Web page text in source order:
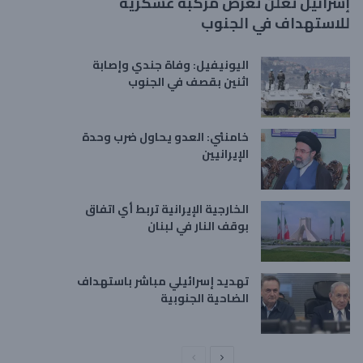
للاستهداف في الجنوب
اليونيفيل: وفاة جندي وإصابة
اثنين بقصف في الجنوب
خامنئي: العدو يحاول ضرب وحدة
الإيرانيين
الخارجية الإيرانية تربط أي اتفاق
بوقف النار في لبنان
تهديد إسرائيلي مباشر باستهداف
الضاحية الجنوبية